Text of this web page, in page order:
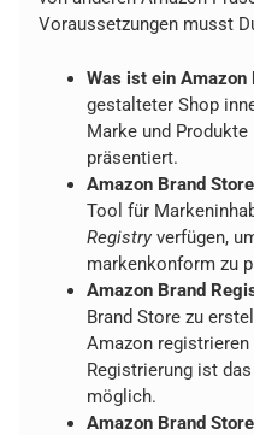
Voraussetzungen musst
Was ist ein Amazon
gestalteter Shop
Marke und
präsentiert.
Amazon Brand
Tool für
Registryverfügen,
markenkonform zu
Amazon Brand
Brand Store zu
Amazon
Registrierung ist
möglich.
Amazon Brand